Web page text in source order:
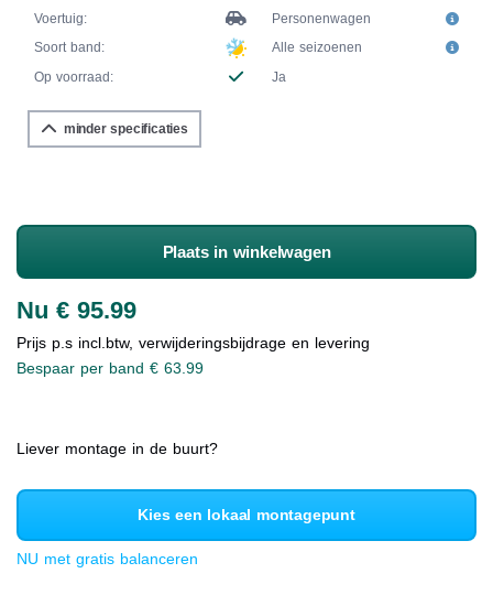
Voertuig:
Personenwagen
Soort band:
Alle seizoenen
Op voorraad:
Ja
minder specificaties
Plaats in winkelwagen
Nu € 95.99
Prijs p.s incl.btw, verwijderingsbijdrage en levering
Bespaar per band € 63.99
Liever montage in de buurt?
Kies een lokaal montagepunt
NU met gratis balanceren